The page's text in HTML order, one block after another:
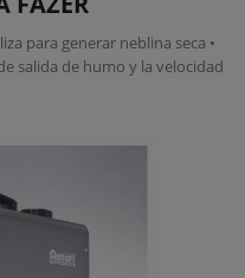
para generar neblina seca •
salida de humo y la velocidad